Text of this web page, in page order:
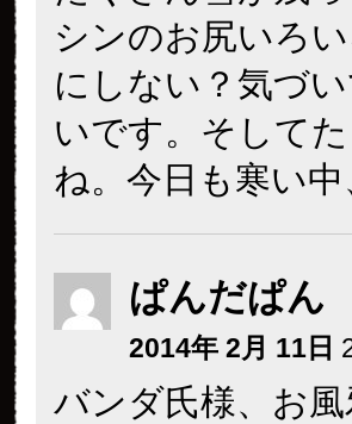
シンのお尻いろ
にしない？気づ
いです。そして
ね。今日も寒い
ぱんだぱん
2014年 2月 11日
バンダ氏様、お